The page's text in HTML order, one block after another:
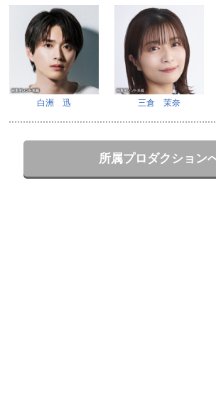
白洲 迅 三倉 茉奈
所属プロダクション